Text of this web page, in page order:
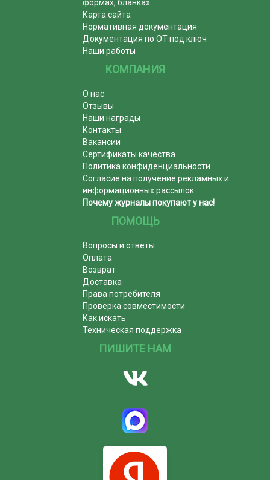
формах, бланках
Карта сайта
Нормативная документация
Документация по ОТ под ключ
Наши работы
КОМПАНИЯ
О нас
Отзывы
Наши награды
Контакты
Вакансии
Сертификаты качества
Политика конфиденциальности
Согласие на получение рекламных и
информационных рассылок
Почему журналы покупают у нас!
ПОМОЩЬ
Вопросы и ответы
Оплата
Возврат
Доставка
Права потребителя
Проверка совместимости
Как искать
Техническая поддержка
ПИШИТЕ НАМ